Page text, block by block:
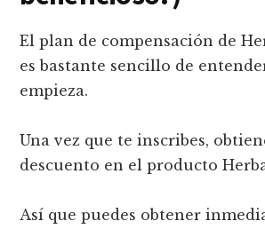
El plan de compensación de
es bastante sencillo de
empieza.
Una vez que te inscribes,
descuento en el producto
Así que puedes obtener